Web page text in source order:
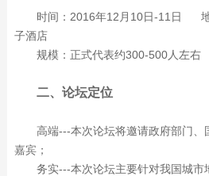
时间：2016年12月10日-11日 地
子酒店
规模：正式代表约300-500人左右
二、论坛定位
高端---本次论坛将邀请政府部门、
嘉宾；
务实---本次论坛主要针对我国城市